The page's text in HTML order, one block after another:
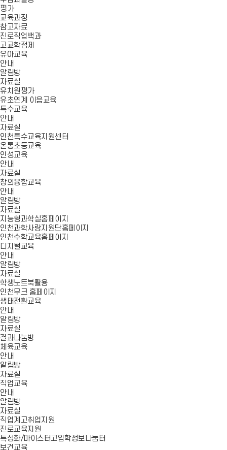
평가
교육과정
참고자료
진로직업백과
고교학점제
유아교육
안내
알림방
자료실
유치원평가
유초연계 이음교육
특수교육
안내
자료실
인천특수교육지원센터
온통초등교육
인성교육
안내
자료실
창의융합교육
안내
알림방
자료실
지능형과학실홈페이지
인천과학사랑지원단홈페이지
인천수학교육홈페이지
디지털교육
안내
알림방
자료실
학생노트북활용
인천무크 홈페이지
생태전환교육
안내
알림방
자료실
결과나눔방
체육교육
안내
알림방
자료실
직업교육
안내
알림방
자료실
직업계고취업지원
진로교육지원
특성화/마이스터고입학정보나눔터
보건교육